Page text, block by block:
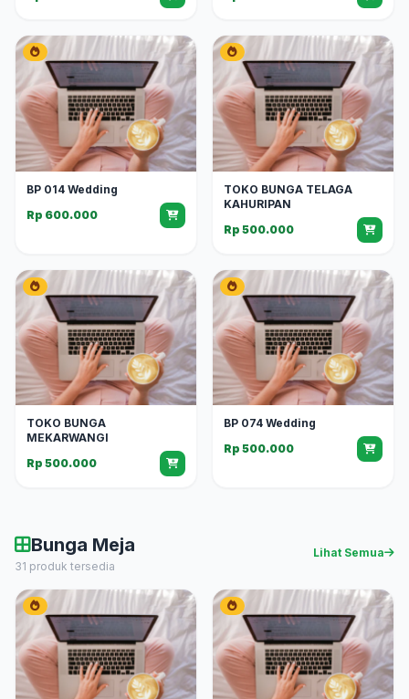
BP 014 Wedding
Rp 600.000
TOKO BUNGA TELAGA
KAHURIPAN
Rp 500.000
TOKO BUNGA
MEKARWANGI
Rp 500.000
BP 074 Wedding
Rp 500.000
Bunga Meja
31 produk tersedia
Lihat Semua